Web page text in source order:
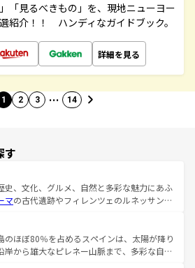
「見るべきもの」を、現地ニューヨー
紹介！！ ハンディなガイドブック。
詳細を見る
1 2 3 … 14
す
史、文化、グルメ、自然と多彩な魅力にあふ
マの古代遺跡やフィレンツェのルネッサンス
ーナの美しい田園風景やアマルフィ海岸の絶
景観も見逃せない。観光の合間には、本場の
など、絶品のイタリア料理を堪能することも
のほぼ80％を占めるスペインは、太陽が降り
岸から雄大なピレネー山脈まで、多彩な自然